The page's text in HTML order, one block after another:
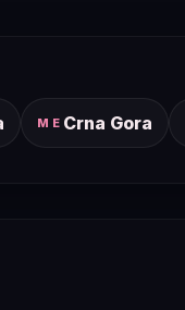
ME Crna Gora